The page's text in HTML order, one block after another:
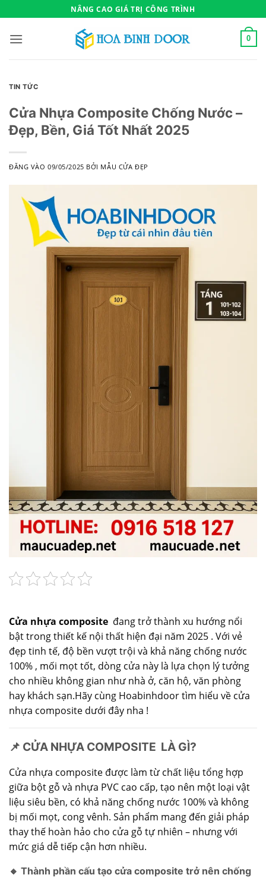
qua
nội
NÂNG CAO GIÁ TRỊ CÔNG TRÌNH
0
TIN TỨC
Cửa Nhựa Composite Chống Nước –
Đẹp, Bền, Giá Tốt Nhất 2025
ĐĂNG VÀO09/05/2025 BỞI MẪU CỬA ĐẸP
Cửa nhựa composite đang trở thành xu hướng nổi
bật trong thiết kế nội thất hiện đại năm 2025 . Với vẻ
đẹp tinh tế, độ bền vượt trội và khả năng chống nước
100% , mối mọt tốt, dòng cửa này là lựa chọn lý tưởng
cho nhiều không gian như nhà ở, căn hộ, văn phòng
hay khách sạn.Hãy cùng Hoabinhdoor tìm hiểu về cửa
nhựa composite dưới đây nha !
📌 CỬA NHỰA COMPOSITE LÀ GÌ?
Cửa nhựa composite được làm từ chất liệu tổng hợp
giữa bột gỗ và nhựa PVC cao cấp, tạo nên một loại vật
liệu siêu bền, có khả năng chống nước 100% và không
bị mối mọt, cong vênh. Sản phẩm mang đến giải pháp
thay thế hoàn hảo cho cửa gỗ tự nhiên – nhưng với
mức giá dễ tiếp cận hơn nhiều.
🔸 Thành phần cấu tạo cửa composite trở nên chống